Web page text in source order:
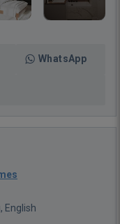
WhatsApp
English